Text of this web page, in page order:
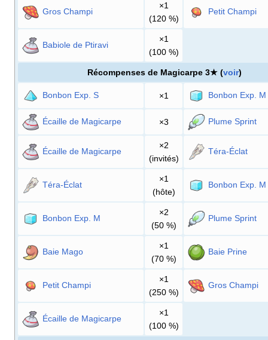
Gros Champi
×1
(120 %)
Petit Champi
Babiole de Ptiravi
×1
(100 %)
Récompenses de Magicarpe 3★ (voir)
Bonbon Exp. S ×1 Bonbon Exp. M
Écaille de Magicarpe ×3 Plume Sprint
Écaille de Magicarpe
×2
(invités)
Téra-Éclat
Téra-Éclat
×1
(hôte)
Bonbon Exp. M
Bonbon Exp. M
×2
(50 %)
Plume Sprint
Baie Mago
×1
(70 %)
Baie Prine
Petit Champi
×1
(250 %)
Gros Champi
Écaille de Magicarpe
×1
(100 %)